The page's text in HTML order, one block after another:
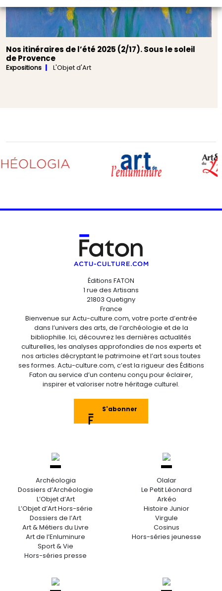
Nos itinéraires de l’été 2025 (2/17). Sous le soleil
de Provence
Expositions L'Objet d'Art
Éditions FATON
1 rue des Artisans
21803 Quetigny
France
Bienvenue sur Actu-culture.com, votre porte d’entrée
dans l’univers des arts, de l’archéologie et de la
bibliophilie. Ici, découvrez les dernières actualités
culturelles, les analyses approfondies de nos experts et
nos articles décryptant le patrimoine et l’art sous toutes
ses formes. Actu-culture.com, c’est la rigueur des Éditions
Faton au service d’un contenu conçu pour éclairer,
inspirer et valoriser notre héritage culturel.
S'abonner
Archéologia
Dossiers d’Archéologie
L’Objet d’Art
L’Objet d’Art Hors-série
Dossiers de l’Art
Art & Métiers du Livre
Art de l’Enluminure
Sport & Vie
Hors-séries presse
Olalar
Le Petit Léonard
Arkéo
Histoire Junior
Virgule
Cosinus
Hors-séries jeunesse